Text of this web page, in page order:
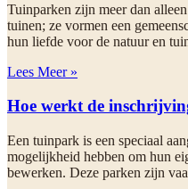
Tuinparken zijn meer dan
tuinen; ze vormen een
hun liefde voor de natuur en
Lees Meer »
Hoe werkt de
Een tuinpark is een speciaal
mogelijkheid hebben om hun
bewerken. Deze parken zijn